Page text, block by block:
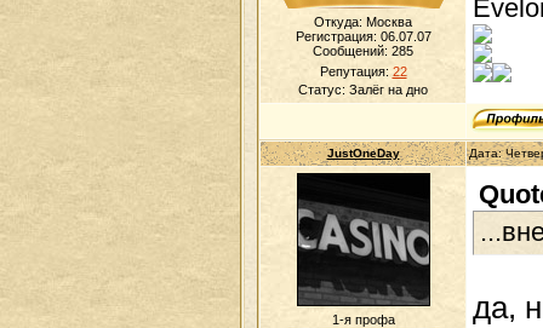
Откуда: Москва
Регистрация: 06.07.07
Сообщений: 285
Репутация: 22
Статус: Залёг на дно
JustOneDay Дата:
1-я профа да,